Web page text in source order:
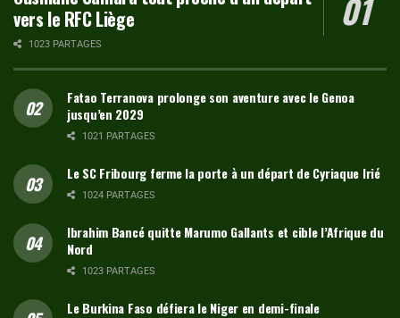
vers le RFC Liège
1023 PARTAGES
Fatao Terranova prolonge son aventure avec le Genoa
jusqu’en 2029
1021 PARTAGES
Le SC Fribourg ferme la porte à un départ de Cyriaque Irié
1024 PARTAGES
Ibrahim Bancé quitte Marumo Gallants et cible l’Afrique du
Nord
1023 PARTAGES
Le Burkina Faso défiera le Niger en demi-finale